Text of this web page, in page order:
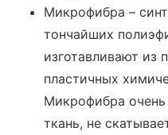
Микрофибра –
тончайших
изготавливают из
пластичных
Микрофибра очень
ткань, не